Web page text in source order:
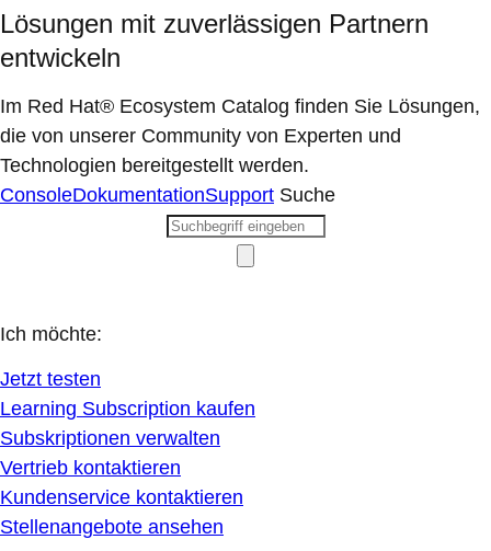
Lösungen mit zuverlässigen Partnern
entwickeln
Im Red Hat® Ecosystem Catalog finden Sie Lösungen,
die von unserer Community von Experten und
Technologien bereitgestellt werden.
ConsoleDokumentationSupport Suche
Ich möchte:
Jetzt testen
Learning Subscription kaufen
Subskriptionen verwalten
Vertrieb kontaktieren
Kundenservice kontaktieren
Stellenangebote ansehen